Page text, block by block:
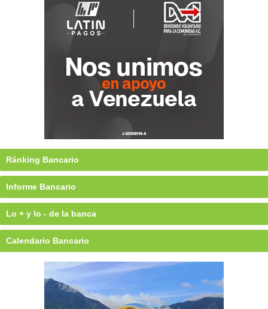
Ránking Bancario
Informe Bancario
Lo + y lo - de la banca
Calendario Bancario